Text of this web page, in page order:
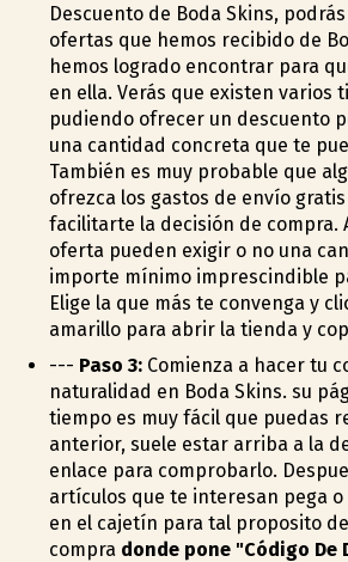
Descuento de Boda Skins,
ofertas que hemos recibido de
hemos logrado encontrar para
en ella. Verás que existen varios
pudiendo ofrecer un descuento
una cantidad concreta que te
También es muy probable que
ofrezca los gastos de envío
facilitarte la decisión de compra.
oferta pueden exigir o no una
importe mínimo imprescindible
Elige la que más te convenga y
amarillo para abrir la tienda y
--- Paso 3:Comienza a hacer tu
naturalidad en Boda Skins. su
tiempo es muy fácil que puedas
anterior, suele estar arriba a la
enlace para comprobarlo.
artículos que te interesan pega
en el cajetín para tal proposito
compra donde pone "Código De